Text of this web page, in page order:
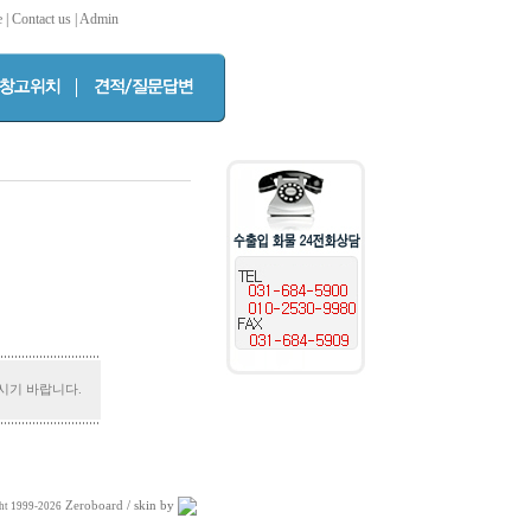
Contact us Admin
기 바랍니다.
1999-2026 Zeroboard / skin by